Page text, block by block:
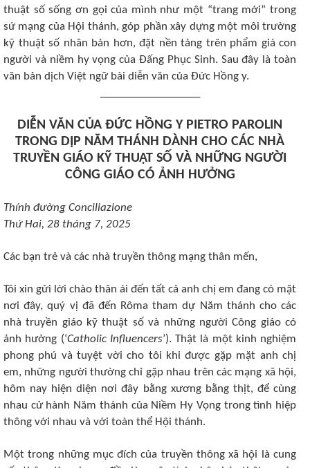
thuật số sống ơn gọi của mình như một “trang mới” trong
sứ mạng của Hội thánh, góp phần xây dựng một môi trường
kỹ thuật số nhân bản hơn, đặt nền tảng trên phẩm giá con
người và niềm hy vọng của Đấng Phục Sinh. Sau đây là toàn
văn bản dịch Việt ngữ bài diễn văn của Đức Hồng y.
DIỄN VĂN CỦA ĐỨC HỒNG Y PIETRO PAROLIN
TRONG DỊP NĂM THÁNH DÀNH CHO CÁC NHÀ
TRUYỀN GIÁO KỸ THUẬT SỐ VÀ NHỮNG NGƯỜI
CÔNG GIÁO CÓ ẢNH HƯỞNG
Thính đường Conciliazione
Thứ Hai, 28 tháng 7, 2025
Các bạn trẻ và các nhà truyền thông mạng thân mến,
Tôi xin gửi lời chào thân ái đến tất cả anh chị em đang có mặt
nơi đây, quý vị đã đến Rôma tham dự Năm thánh cho các
nhà truyền giáo kỹ thuật số và những người Công giáo có
ảnh hưởng (‘Catholic Influencers’). Thật là một kinh nghiệm
phong phú và tuyệt vời cho tôi khi được gặp mặt anh chị
em, những người thường chỉ gặp nhau trên các mạng xã hội,
hôm nay hiện diện nơi đây bằng xương bằng thịt, để cùng
nhau cử hành Năm thánh của Niềm Hy Vọng trong tình hiệp
thông với nhau và với toàn thể Hội thánh.
Một trong những mục đích của truyền thông xã hội là cung